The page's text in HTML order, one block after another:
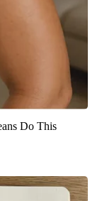
Do This